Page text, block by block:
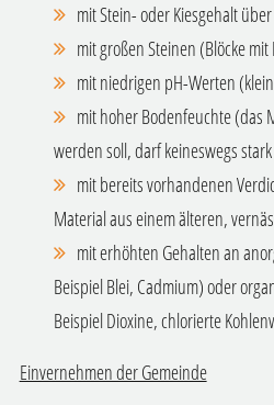
mit Stein- oder Kiesgehalt
mit großen Steinen (Blöcke
mit niedrigen pH-Werten
mit hoher Bodenfeuchte (das
werden soll, darf keineswegs
mit bereits vorhandenen
Material aus einem älteren,
mit erhöhten Gehalten an
Beispiel Blei, Cadmium) oder
Beispiel Dioxine, chlorierte
Einvernehmen der Gemeinde